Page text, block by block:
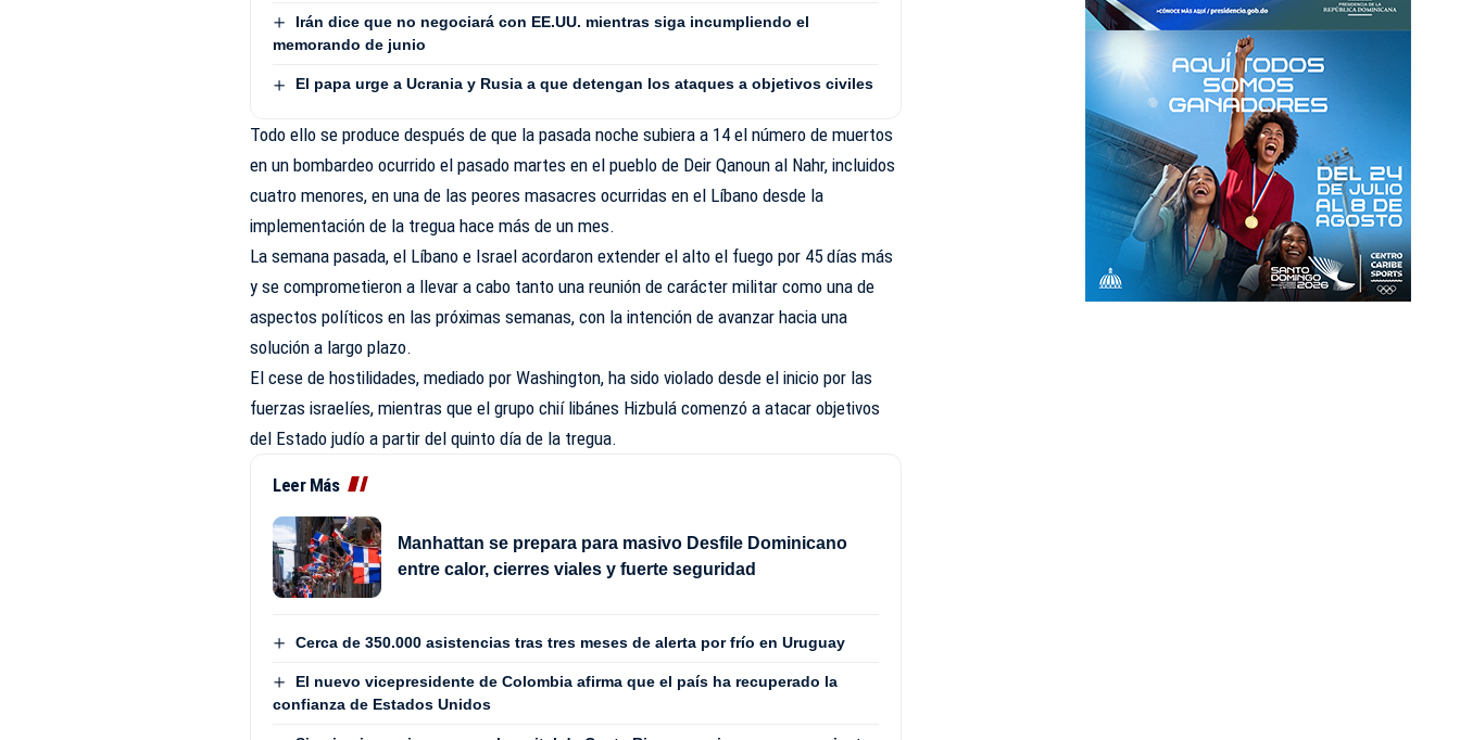
Irán dice que no negociará con EE.UU. mientras siga incumpliendo el
memorando de junio
El papa urge a Ucrania y Rusia a que detengan los ataques a objetivos civiles
Todo ello se produce después de que la pasada noche subiera a 14 el número de muertos
en un bombardeo ocurrido el pasado martes en el pueblo de Deir Qanoun al Nahr, incluidos
cuatro menores, en una de las peores masacres ocurridas en el Líbanodesde la
implementación de la tregua hace más de un mes.
La semana pasada, el Líbano e Israel acordaron extender el alto el fuego por 45 días más
y se comprometieron a llevar a cabo tanto una reunión de carácter militar como una de
aspectos políticos en las próximas semanas, con la intención de avanzar hacia una
solución a largo plazo.
El cese de hostilidades, mediado por Washington, ha sido violado desde el inicio por las
fuerzas israelíes, mientras que el grupo chií libánes Hizbulá comenzó a atacar objetivos
del Estado judío a partir del quinto día de la tregua.
Leer Más
Manhattan se prepara para masivo Desfile Dominicano
entre calor, cierres viales y fuerte seguridad
Cerca de 350.000 asistencias tras tres meses de alerta por frío en Uruguay
El nuevo vicepresidente de Colombia afirma que el país ha recuperado la
confianza de Estados Unidos